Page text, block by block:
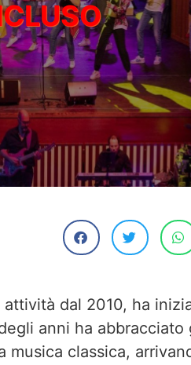
dal 2010, ha
anni ha
musica classica,